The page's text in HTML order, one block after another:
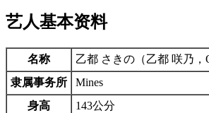
艺人基本资料
名称
乙都 さきの（乙都 咲乃，
隶属事务所
Mines
身高
143公分